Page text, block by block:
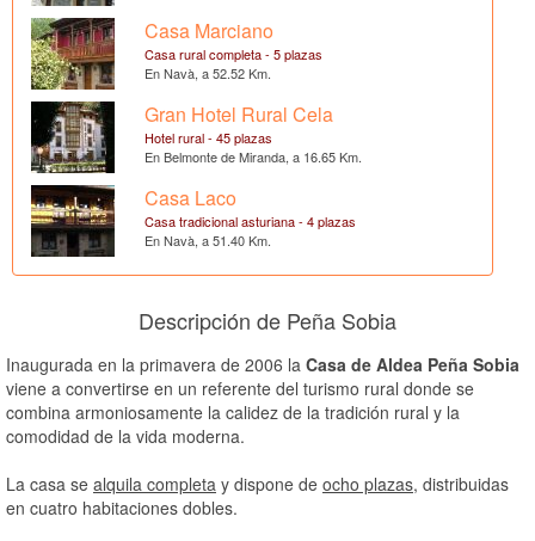
Casa Marciano
Casa rural completa - 5 plazas
En Navà, a 52.52 Km.
Gran Hotel Rural Cela
Hotel rural - 45 plazas
En Belmonte de Miranda, a 16.65 Km.
Casa Laco
Casa tradicional asturiana - 4 plazas
En Navà, a 51.40 Km.
Descripción de Peña Sobia
Inaugurada en la primavera de 2006 la Casa de Aldea Peña Sobia
viene a convertirse en un referente del turismo rural donde se
combina armoniosamente la calidez de la tradición rural y la
comodidad de la vida moderna.
La casa se alquila completa y dispone de ocho plazas, distribuidas
en cuatro habitaciones dobles.